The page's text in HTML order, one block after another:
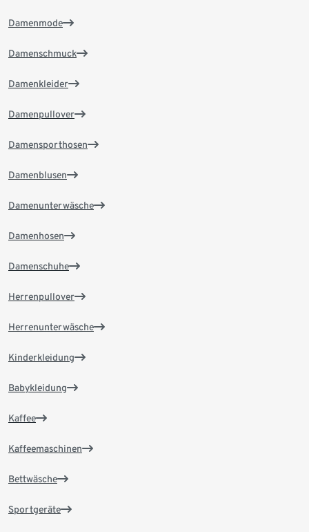
Damenmode
Damenschmuck
Damenkleider
Damenpullover
Damensporthosen
Damenblusen
Damenunterwäsche
Damenhosen
Damenschuhe
Herrenpullover
Herrenunterwäsche
Kinderkleidung
Babykleidung
Kaffee
Kaffeemaschinen
Bettwäsche
Sportgeräte